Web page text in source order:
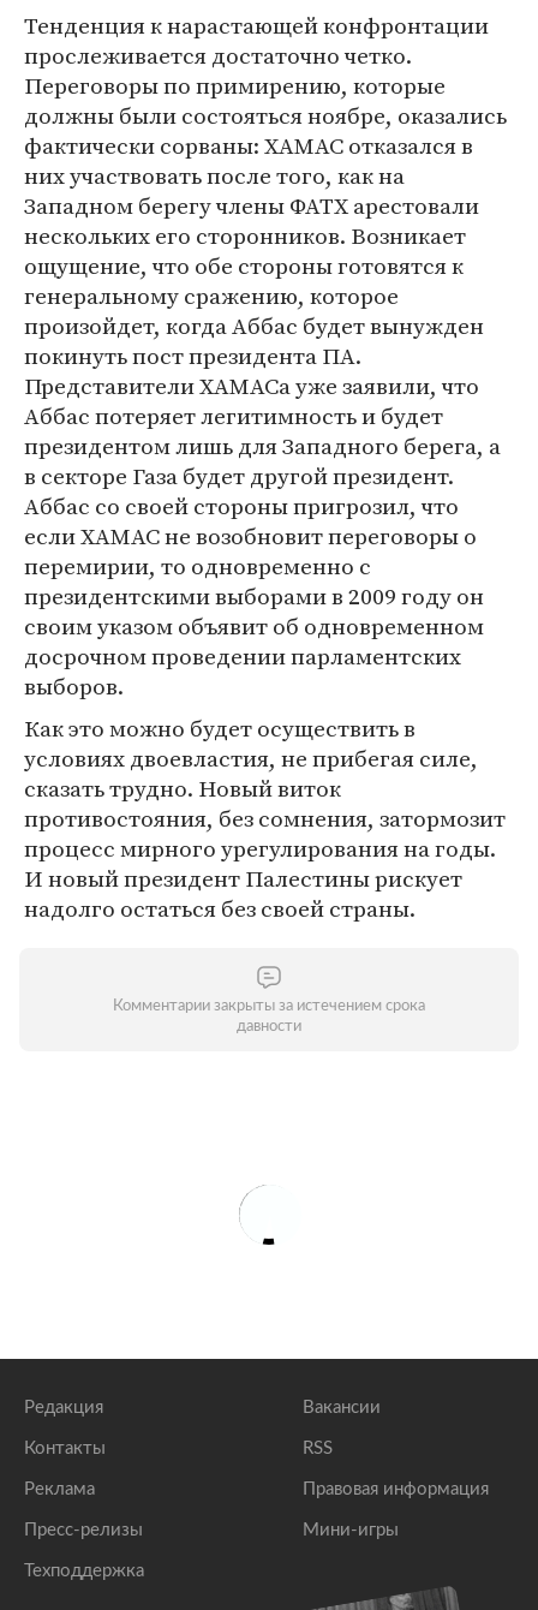
Тенденция к нарастающей конфронтации
прослеживается достаточно четко.
Переговоры по примирению, которые
должны были состояться ноябре, оказались
фактически сорваны: ХАМАС отказался в
них участвовать после того, как на
Западном берегу члены ФАТХ арестовали
нескольких его сторонников. Возникает
ощущение, что обе стороны готовятся к
генеральному сражению, которое
произойдет, когда Аббас будет вынужден
покинуть пост президента ПА.
Представители ХАМАСа уже заявили, что
Аббас потеряет легитимность и будет
президентом лишь для Западного берега, а
в секторе Газа будет другой президент.
Аббас со своей стороны пригрозил, что
если ХАМАС не возобновит переговоры о
перемирии, то одновременно с
президентскими выборами в 2009 году он
своим указом объявит об одновременном
досрочном проведении парламентских
выборов.
Как это можно будет осуществить в
условиях двоевластия, не прибегая силе,
сказать трудно. Новый виток
противостояния, без сомнения, затормозит
процесс мирного урегулирования на годы.
И новый президент Палестины рискует
надолго остаться без своей страны.
Комментарии закрыты за истечением срока
давности
Редакция
Контакты
Реклама
Пресс-релизы
Техподдержка
Вакансии
RSS
Правовая информация
Мини-игры